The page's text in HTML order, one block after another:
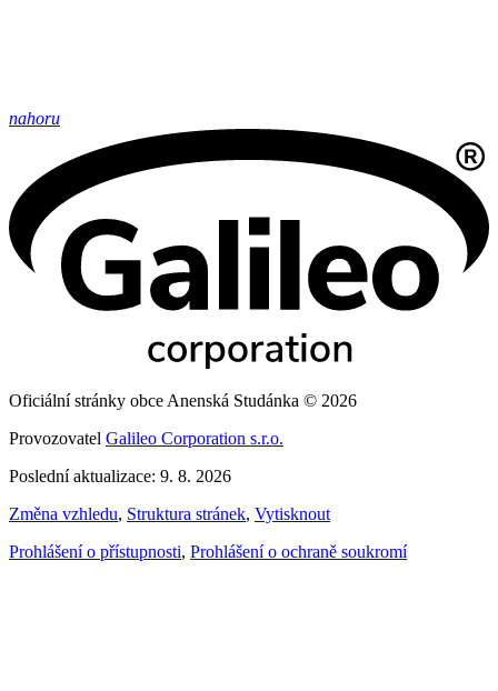
nahoru
Oficiální stránky obce Anenská Studánka © 2026
Provozovatel Galileo Corporation s.r.o.
Poslední aktualizace: 9. 8. 2026
Změna vzhledu, Struktura stránek, Vytisknout
Prohlášení o přístupnosti, Prohlášení o ochraně soukromí